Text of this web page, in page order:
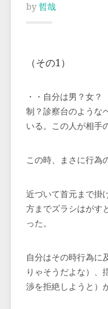
by 哲哉
（その1）
・・自分は男？女
制？診察台のような
いる。この人が相手
この時、まさに行為
近づいて首元まで掛
方までズラシはがす
った。
自分はその時行為に
りゃそうだよな）、
渉を拒絶しようと）